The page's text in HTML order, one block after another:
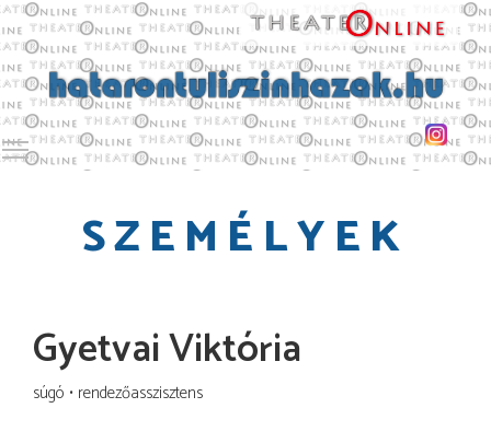
Toggle main menu visibility
SZEMÉLYEK
Gyetvai Viktória
súgó rendezőasszisztens